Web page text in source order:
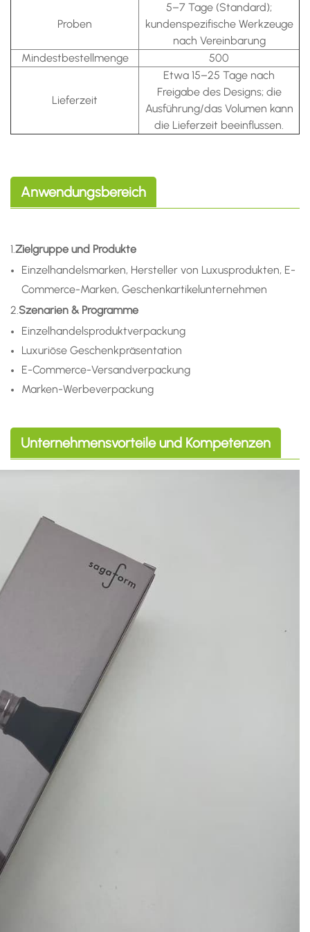
Proben
5–7 Tage (Standard);
kundenspezifische Werkzeuge
nach Vereinbarung
Mindestbestellmenge
500
Lieferzeit
Etwa 15–25 Tage nach
Freigabe des Designs; die
Ausführung/das Volumen kann
die Lieferzeit beeinflussen.
Anwendungsbereich
1.Zielgruppe und Produkte
Einzelhandelsmarken, Hersteller von Luxusprodukten, E-
Commerce-Marken, Geschenkartikelunternehmen
2.Szenarien & Programme
Einzelhandelsproduktverpackung
Luxuriöse Geschenkpräsentation
E-Commerce-Versandverpackung
Marken-Werbeverpackung
Unternehmensvorteile und Kompetenzen